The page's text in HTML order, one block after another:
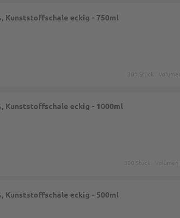
Kunststoffschale eckig - 750ml
Kunststoffschale eckig - 1000ml
Kunststoffschale eckig - 500ml